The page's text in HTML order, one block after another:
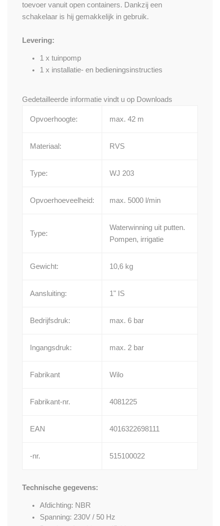
toevoer vanuit open containers. Dankzij een
schakelaar is hij gemakkelijk in gebruik.
Levering:
1 x tuinpomp
1 x installatie- en bedieningsinstructies
Gedetailleerde informatie vindt u op Downloads
Opvoerhoogte: max. 42 m
Materiaal: RVS
Type: WJ 203
Opvoerhoeveelheid: max. 5000 l/min
Type:
Waterwinning uit putten.
Pompen, irrigatie
Gewicht: 10,6 kg
Aansluiting: 1" IS
Bedrijfsdruk: max. 6 bar
Ingangsdruk: max. 2 bar
Fabrikant Wilo
Fabrikant-nr. 4081225
EAN 4016322698111
-nr. 515100022
Technische gegevens:
Afdichting: NBR
Spanning: 230V / 50 Hz